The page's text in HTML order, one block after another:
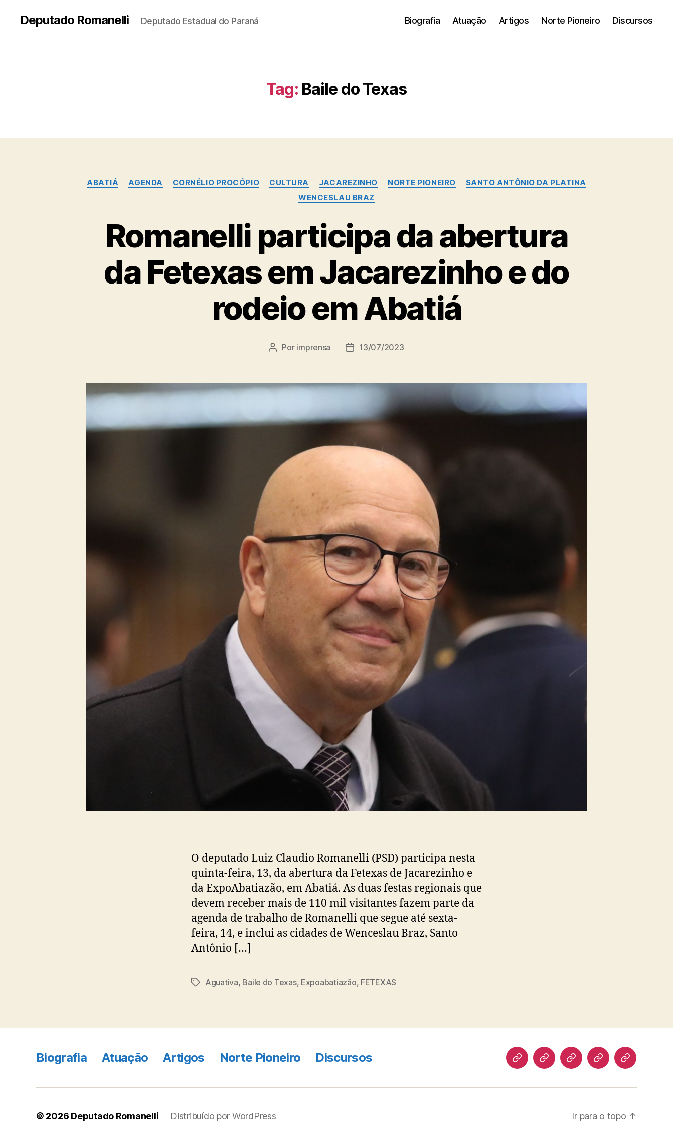
Deputado Romanelli Deputado Estadual do Paraná Biografia Atuação Artigos Norte Pioneiro Discursos
Tag: Baile do Texas
Categorias
ABATIÁ AGENDA CORNÉLIO PROCÓPIO CULTURA JACAREZINHO NORTE PIONEIRO
SANTO ANTÔNIO DA PLATINA
WENCESLAU BRAZ
Romanelli participa da abertura
da Fetexas em Jacarezinho e do
rodeio em Abatiá
Autor
Por imprensa
Data13/07/2023
O deputado Luiz Claudio Romanelli (PSD) participa nesta
quinta-feira, 13, da abertura da Fetexas de Jacarezinho e
da ExpoAbatiazão, em Abatiá. As duas festas regionais que
devem receber mais de 110 mil visitantes fazem parte da
agenda de trabalho de Romanelli que segue até sexta-
feira, 14, e inclui as cidades de Wenceslau Braz, Santo
Antônio […]
TagsAguativa, Baile do Texas, Expoabatiazão, FETEXAS
Biografia Atuação Artigos Norte Pioneiro Discursos BiografiaAtuaçãoArtigosNorte Discursos
© 2026 Deputado Romanelli Distribuído por WordPress Ir para o topo ↑